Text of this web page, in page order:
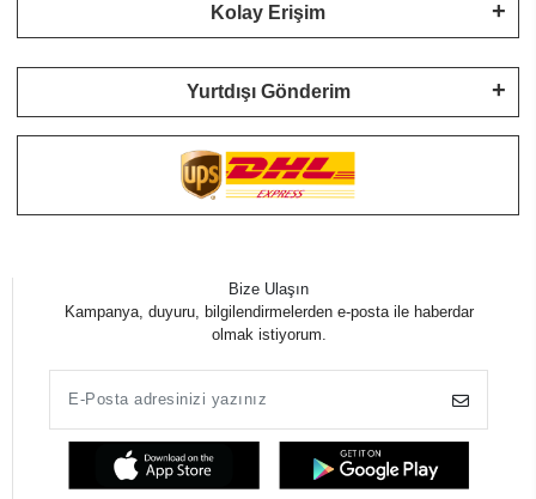
Kolay Erişim
Yurtdışı Gönderim
Bize Ulaşın
Kampanya, duyuru, bilgilendirmelerden e-posta ile haberdar
olmak istiyorum.